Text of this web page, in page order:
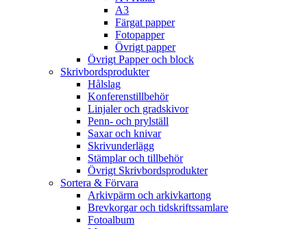
A3
Färgat papper
Fotopapper
Övrigt papper
Övrigt Papper och block
Skrivbordsprodukter
Hålslag
Konferenstillbehör
Linjaler och gradskivor
Penn- och prylställ
Saxar och knivar
Skrivunderlägg
Stämplar och tillbehör
Övrigt Skrivbordsprodukter
Sortera & Förvara
Arkivpärm och arkivkartong
Brevkorgar och tidskriftssamlare
Fotoalbum